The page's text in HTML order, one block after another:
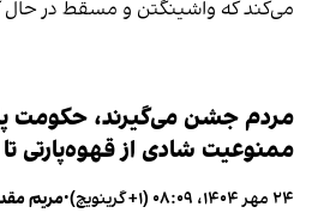
می‌کند که واشینگتن و مسقط در
مردم جشن می‌گیرند، حکومت
ممنوعیت شادی از قهوه‌پارتی
۲۴ مهر ۱۴۰۴، ۰۸:۰۹ (‎+۱ گرینویچ) •مریم